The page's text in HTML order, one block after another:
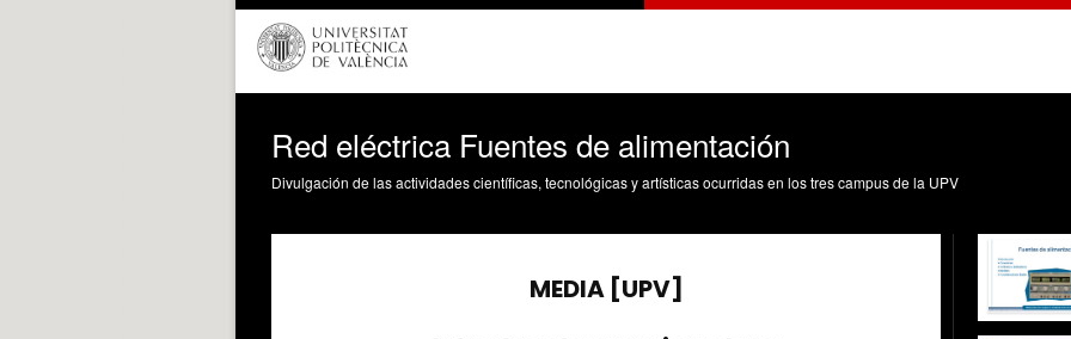
Red eléctrica Fuentes de alimentación
Divulgación de las actividades científicas, tecnológicas y artísticas ocurridas en los tres campus de la UPV